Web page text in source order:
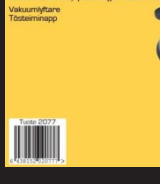
Tuotevalikoima